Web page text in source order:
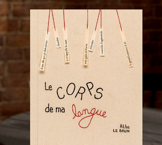
La 21ème Saison
2025